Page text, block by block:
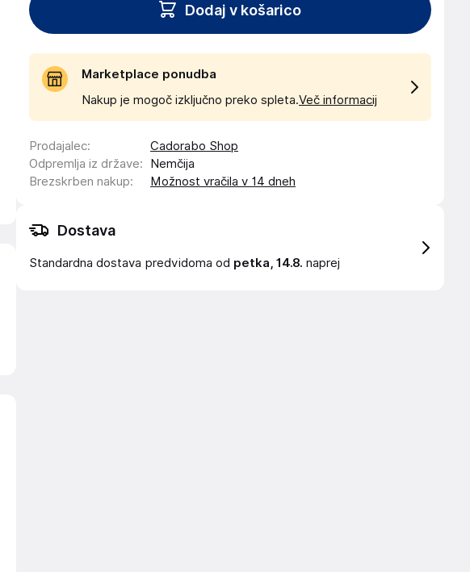
Dodaj v košarico
Marketplace ponudba
Nakup je mogoč izključno preko spleta.Več informacij
Prodajalec:
Cadorabo Shop
Odpremlja iz države:
Nemčija
Brezskrben nakup: Možnost vračila v 14 dneh
Dostava
Standardna dostava predvidoma od petka, 14.8. naprej